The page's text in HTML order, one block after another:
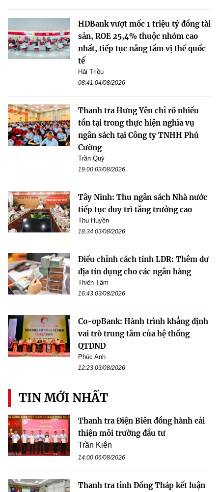
HDBank vượt mốc 1 triệu tỷ đồng tài
sản, ROE 25,4% thuộc nhóm cao
nhất, tiếp tục nâng tầm vị thế quốc
tế
Hải Triều
08:41 04/08/2026
Thanh tra Hưng Yên chỉ rõ nhiều
tồn tại trong thực hiện nghĩa vụ
ngân sách tại Công ty TNHH Phú
Cường
Trần Quý
19:00 03/08/2026
Tây Ninh: Thu ngân sách Nhà nước
tiếp tục duy trì tăng trưởng cao
Thu Huyền
18:34 03/08/2026
Điều chỉnh cách tính LDR: Thêm dư
địa tín dụng cho các ngân hàng
Thiên Tâm
16:43 03/08/2026
Co-opBank: Hành trình khẳng định
vai trò trung tâm của hệ thống
QTDND
Phúc Anh
12:23 03/08/2026
TIN MỚI NHẤT
Thanh tra Điện Biên đồng hành cải
thiện môi trường đầu tư
Trần Kiên
14:00 06/08/2026
Thanh tra tỉnh Đồng Tháp kết luận